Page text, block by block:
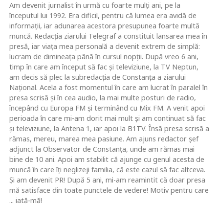
Am devenit jurnalist în urmă cu foarte mulţi ani, pe la
începutul lui 1992. Era dificil, pentru că lumea era avidă de
informaţii, iar adunarea acestora presupunea foarte multă
muncă. Redacţia ziarului Telegraf a constituit lansarea mea în
presă, iar viaţa mea personală a devenit extrem de simplă:
lucram de dimineaţa până în cursul nopţii. După vreo 6 ani,
timp în care am început să fac şi televiziune, la TV Neptun,
am decis să plec la subredacţia de Constanţa a ziarului
Naţional. Acela a fost momentul în care am lucrat în paralel în
presa scrisă şi în cea audio, la mai multe posturi de radio,
începând cu Europa FM şi terminând cu Mix FM. A venit apoi
perioada în care mi-am dorit mai mult şi am continuat să fac
şi televiziune, la Antena 1, iar apoi la B1TV. Însă presa scrisă a
rămas, mereu, marea mea pasiune. Am ajuns redactor şef
adjunct la Observator de Constanţa, unde am rămas mai
bine de 10 ani. Apoi am stabilit că ajunge cu genul acesta de
muncă în care îţi neglizeji familia, că este cazul să fac altceva.
Şi am devenit PR! După 5 ani, mi-am reamintit că doar presa
mă satisface din toate punctele de vedere! Motiv pentru care
... iată-mă!